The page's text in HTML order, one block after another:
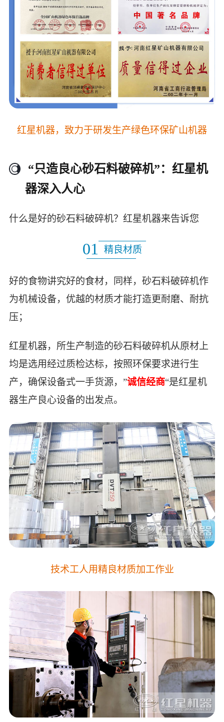
红星机器，致力于研发生产绿色环保矿山机器
“只造良心砂石料破碎机”：红星机
器深入人心
什么是好的砂石料破碎机？红星机器来告诉您
01 精良材质
好的食物讲究好的食材，同样，砂石料破碎机作
为机械设备，优越的材质才能打造更耐磨、耐抗
压；
红星机器，所生产制造的砂石料破碎机从原材上
均是选用经过质检达标，按照环保要求进行生
产，确保设备式一手货源，”诚信经商“是红星机
器生产良心设备的出发点。
技术工人用精良材质加工作业